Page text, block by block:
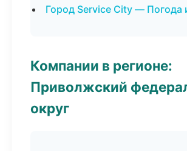
Город Service City — Погода
Компании в регионе:
Приволжский
округ